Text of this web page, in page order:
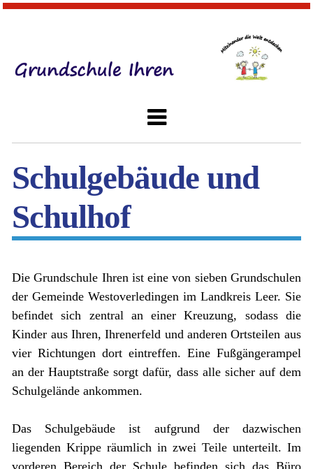
Schulgebäude und
Schulhof
Die Grundschule Ihren ist eine von sieben Grundschulen
der Gemeinde Westoverledingen im Landkreis Leer. Sie
befindet sich zentral an einer Kreuzung, sodass die
Kinder aus Ihren, Ihrenerfeld und anderen Ortsteilen aus
vier Richtungen dort eintreffen. Eine Fußgängerampel
an der Hauptstraße sorgt dafür, dass alle sicher auf dem
Schulgelände ankommen.
Das Schulgebäude ist aufgrund der dazwischen
liegenden Krippe räumlich in zwei Teile unterteilt. Im
vorderen Bereich der Schule befinden sich das Büro